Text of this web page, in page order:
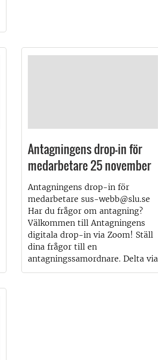
Antagningens drop-in för
medarbetare 25 november
Antagningens drop-in för
medarbetare sus-webb@slu.se
Har du frågor om antagning?
Välkommen till Antagningens
digitala drop-in via Zoom! Ställ
dina frågor till en
antagningssamordnare. Delta via